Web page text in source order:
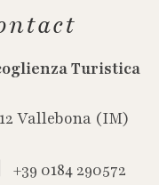
Turistica
Vallebona (IM)
+39 0184 290572